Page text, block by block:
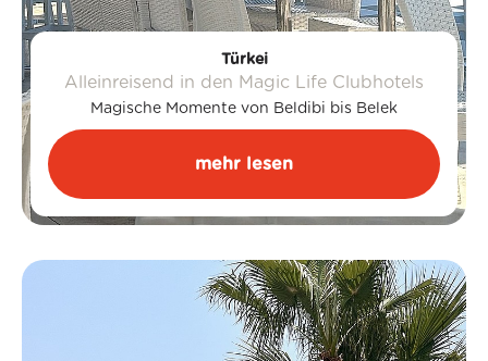
Türkei
Alleinreisend in den Magic Life Clubhotels
Magische Momente von Beldibi bis Belek
mehr lesen